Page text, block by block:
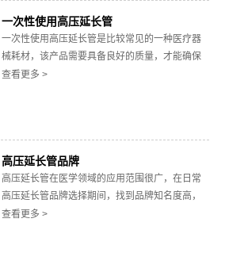
鞘的功能和优点。一、一次性使用输尿管导引鞘
的功能其主...
一次性使用高压延长管
一次性使用高压延长管是比较常见的一种医疗器
械耗材，该产品需要具备良好的质量，才能确保
使用中的安全，在用于输液、护理和防护的过程
用于连接高压延长管与注射器、输液器等器械设
备，能...
查看更多 >
高压延长管品牌
高压延长管在医学领域的应用范围很广，在日常
高压延长管品牌选择期间，找到品牌知名度高，
质量有保障的产品来使用，不仅能够提高术中操
查看更多 >